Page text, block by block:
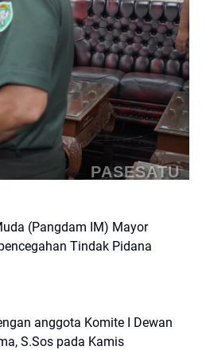
PASESATU
(Pangdam IM) Mayor
Tindak Pidana
anggota Komite I Dewan
S.Sos pada Kamis